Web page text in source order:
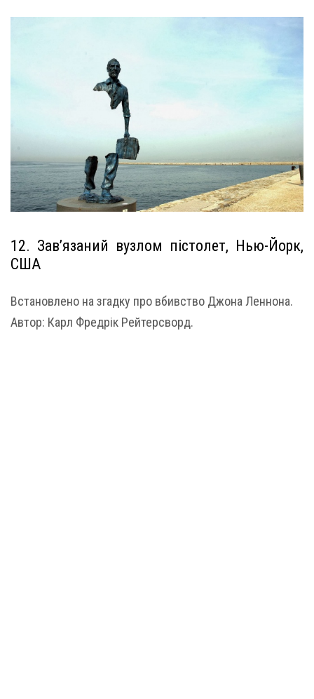
12. Зав’язаний вузлом пістолет, Нью-Йорк,
США
Встановлено на згадку про вбивство Джона Леннона.
Автор: Карл Фредрік Рейтерсворд.